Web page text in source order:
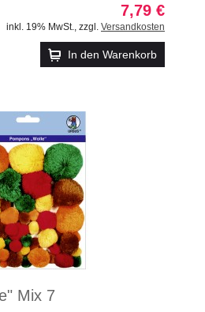
7,79 €
inkl. 19% MwSt. zzgl. Versandkosten
In den Warenkorb
Mix 7